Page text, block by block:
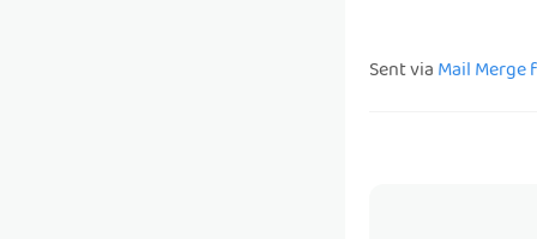
Sent viaMail Merge